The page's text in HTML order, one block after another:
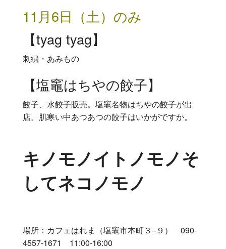
11月6日（土）のみ
【tyag tyag】
刺繍・あみもの
【塩竈はちやの餃子】
餃子、水餃子販売。塩竈名物はちやの餃子が出
店。肌寒い中あつあつの餃子はいかがですか。
キノモノイトノモノそ
してネコノモノ
場所：カフェはれま（塩竈市本町３−９） 090-
4557-1671 11:00-16:00